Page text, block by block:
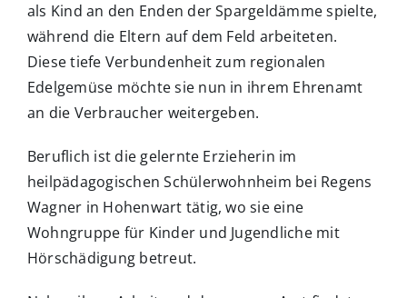
als Kind an den Enden der Spargeldämme spielte,
während die Eltern auf dem Feld arbeiteten.
Diese tiefe Verbundenheit zum regionalen
Edelgemüse möchte sie nun in ihrem Ehrenamt
an die Verbraucher weitergeben.
Beruflich ist die gelernte Erzieherin im
heilpädagogischen Schülerwohnheim bei Regens
Wagner in Hohenwart tätig, wo sie eine
Wohngruppe für Kinder und Jugendliche mit
Hörschädigung betreut.